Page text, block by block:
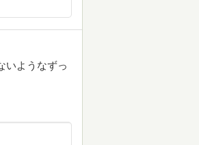
いようなずっ